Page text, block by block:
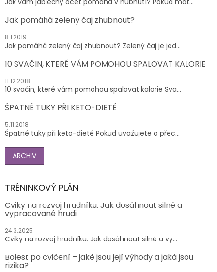
Jak vám jablečný ocet pomáhá v hubnutí? Pokud mát...
Jak pomáhá zelený čaj zhubnout?
8.1.2019
Jak pomáhá zelený čaj zhubnout? Zelený čaj je jed...
10 SVAČIN, KTERÉ VÁM POMOHOU SPALOVAT KALORIE
11.12.2018
10 svačin, které vám pomohou spalovat kalorie Sva...
ŠPATNÉ TUKY PŘI KETO-DIETĚ
5.11.2018
Špatné tuky při keto-dietě Pokud uvažujete o přec...
ARCHIV
TRÉNINKOVÝ PLÁN
Cviky na rozvoj hrudníku: Jak dosáhnout silné a
vypracované hrudi
24.3.2025
Cviky na rozvoj hrudníku: Jak dosáhnout silné a vy...
Bolest po cvičení – jaké jsou její výhody a jaká jsou
rizika?